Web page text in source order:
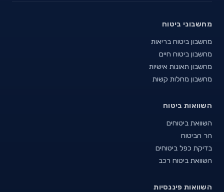
מחשבוני ביטוח
מחשבון ביטוח בריאות
מחשבון ביטוח חיים
מחשבון תאונות אישיות
מחשבון מחלות קשות
השוואות ביטוח
השוואת ביטוחים
הר הביטוח
בדיקת כפל ביטוחים
השוואת ביטוח רכב
השוואות פיננסיות